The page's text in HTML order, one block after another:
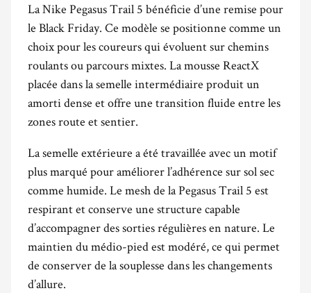
La Nike Pegasus Trail 5 bénéficie d’une remise pour
le Black Friday. Ce modèle se positionne comme un
choix pour les coureurs qui évoluent sur chemins
roulants ou parcours mixtes. La mousse ReactX
placée dans la semelle intermédiaire produit un
amorti dense et offre une transition fluide entre les
zones route et sentier.
La semelle extérieure a été travaillée avec un motif
plus marqué pour améliorer l’adhérence sur sol sec
comme humide. Le mesh de la Pegasus Trail 5 est
respirant et conserve une structure capable
d’accompagner des sorties régulières en nature. Le
maintien du médio-pied est modéré, ce qui permet
de conserver de la souplesse dans les changements
d’allure.